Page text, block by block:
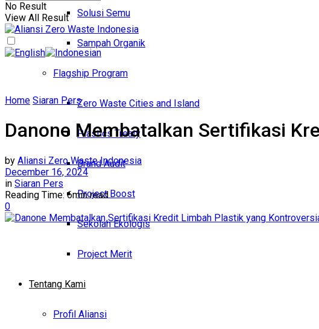
Solusi Semu
Sampah Organik
Flagship Program
Zero Waste Cities and Island
Plastics Treaty
Brand Audit
Project Boost
Sekolah Ekologis
Project Merit
Tentang Kami
Profil Aliansi
No Result
View All Result
Home Siaran Pers
Danone Membatalkan Sertifikasi
by Aliansi Zero Waste Indonesia
December 16, 2024
in Siaran Pers
Reading Time: 6min read
0